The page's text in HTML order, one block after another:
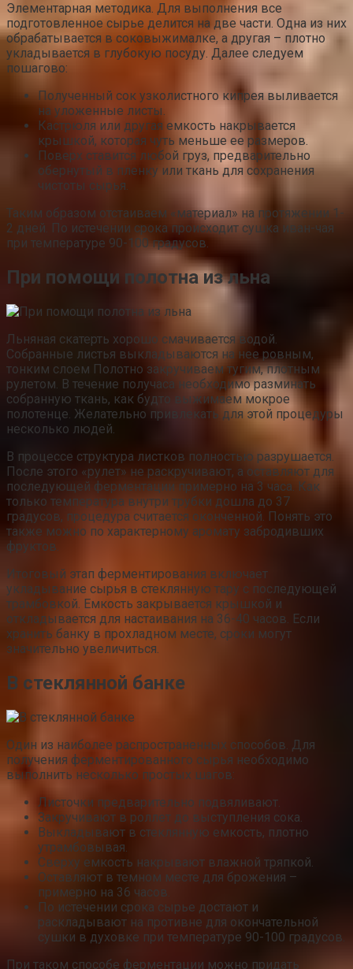
Элементарная методика. Для выполнения все
подготовленное сырье делится на две части. Одна из них
обрабатывается в соковыжималке, а другая – плотно
укладывается в глубокую посуду. Далее следуем
пошагово:
Полученный сок узколистного кипрея выливается
на уложенные листы.
Кастрюля или другая емкость накрывается
крышкой, которая чуть меньше ее размеров.
Поверх ставится любой груз, предварительно
обернутый в пленку или ткань для сохранения
чистоты сырья.
Таким образом отстаиваем «материал» на протяжении 1-
2 дней. По истечении срока происходит сушка иван-чая
при температуре 90-100 градусов.
При помощи полотна из льна
Льняная скатерть хорошо смачивается водой.
Собранные листья выкладываются на нее ровным,
тонким слоем Полотно закручиваем тугим, плотным
рулетом. В течение получаса необходимо разминать
собранную ткань, как будто выжимаем мокрое
полотенце. Желательно привлекать для этой процедуры
несколько людей.
В процессе структура листков полностью разрушается.
После этого «рулет» не раскручивают, а оставляют для
последующей ферментации примерно на 3 часа. Как
только температура внутри трубки дошла до 37
градусов, процедура считается оконченной. Понять это
также можно по характерному аромату забродивших
фруктов.
Итоговый этап ферментирования включает
укладывание сырья в стеклянную тару с последующей
трамбовкой. Емкость закрывается крышкой и
откладывается для настаивания на 36-40 часов. Если
хранить банку в прохладном месте, сроки могут
значительно увеличиться.
В стеклянной банке
Один из наиболее распространенных способов. Для
получения ферментированного сырья необходимо
выполнить несколько простых шагов:
Листочки предварительно подвяливают.
Закручивают в роллет до выступления сока.
Выкладывают в стеклянную емкость, плотно
утрамбовывая.
Сверху емкость накрывают влажной тряпкой.
Оставляют в темном месте для брожения –
примерно на 36 часов.
По истечении срока сырье достают и
раскладывают на противне для окончательной
сушки в духовке при температуре 90-100 градусов.
При таком способе ферментации можно придать